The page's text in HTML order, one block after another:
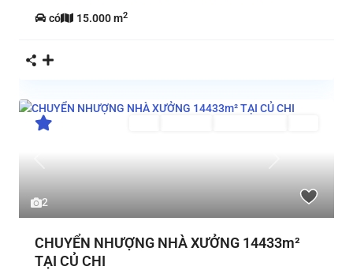
có 15.000 m2
2
Previous Next
CHUYỂN NHƯỢNG NHÀ XƯỞNG 14433m²
TẠI CỦ CHI